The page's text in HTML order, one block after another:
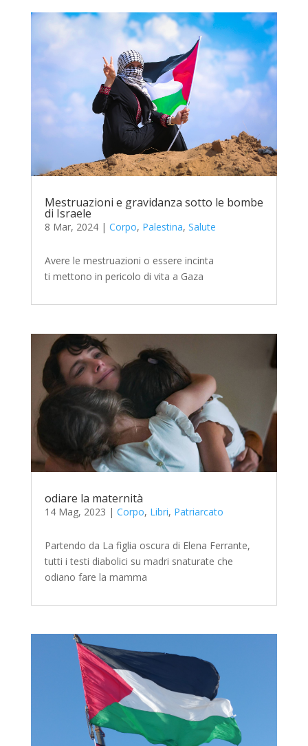
Mestruazioni e gravidanza sotto le bombe
di Israele
8 Mar, 2024| Corpo, Palestina, Salute
Avere le mestruazioni o essere incinta
ti mettono in pericolo di vita a Gaza
odiare la maternità
14 Mag, 2023 | Corpo, Libri, Patriarcato
Partendo da La figlia oscura di Elena Ferrante,
tutti i testi diabolici su madri snaturate che
odiano fare la mamma